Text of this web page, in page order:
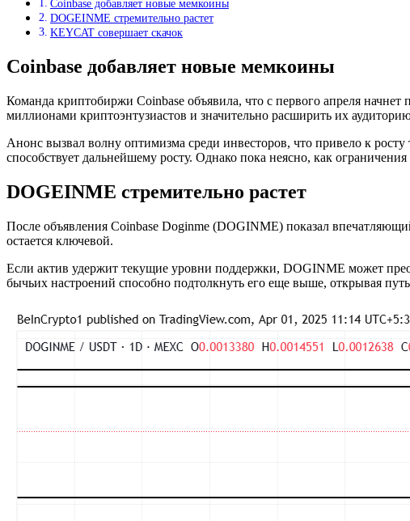
Coinbase добавляет новые мемкоины
DOGEINME стремительно растет
KEYCAT совершает скачок
Coinbase добавляет новые мемкоины
Команда криптобиржи Coinbase объявила, что с первого апреля
миллионами криптоэнтузиастов и значительно расширить их
Анонс вызвал волну оптимизма среди инвесторов, что привело к
способствует дальнейшему росту. Однако пока неясно, как
DOGEINME стремительно растет
После объявления Coinbase Doginme (DOGINME) показал
остается ключевой.
Если актив удержит текущие уровни поддержки, DOGINME может
бычьих настроений способно подтолкнуть его еще выше, открывая